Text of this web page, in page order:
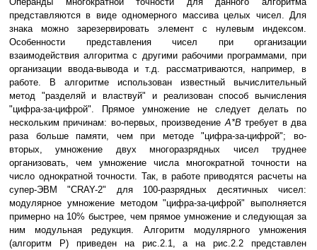
представляются в виде одномерного массива целых чисел. Для
знака можно зарезервировать элемент с нулевым индексом.
Особенности представления чисел при организации
взаимодействия алгоритма с другими рабочими программами, при
организации ввода-вывода и т.д. рассматриваются, например, в
работе. В алгоритме использован известный вычислительный
метод "разделяй и властвуй" и реализован способ вычисления
"цифра-за-цифрой". Прямое умножение не следует делать по
нескольким причинам: во-первых, произведениеA*Bтребует в два
раза больше памяти, чем при методе "цифра-за-цифрой"; во-
вторых, умножение двух многоразрядных чисел труднее
организовать, чем умножение числа многократной точности на
число однократной точности. Так, в работе приводятся расчеты на
супер-ЭВМ "CRAY-2" для 100-разрядных десятичных чисел:
модулярное умножение методом "цифра-за-цифрой" выполняется
примерно на 10% быстрее, чем прямое умножение и следующая за
ним модульная редукция. Алгоритм модулярного умножения
(алгоритм P) приведен на рис.2.1, а на рис.2.2 представлен